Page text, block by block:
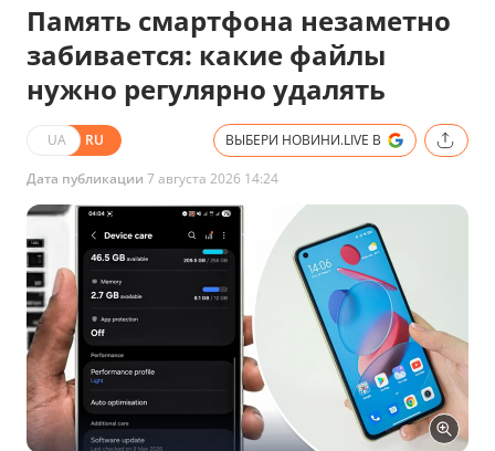
Память смартфона незаметно
забивается: какие файлы
нужно регулярно удалять
UA RU ВЫБЕРИ НОВИНИ.LIVE В
Дата публикации 7 августа 2026 14:24